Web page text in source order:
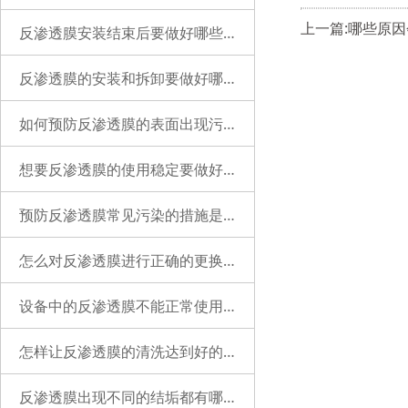
反渗透膜安装结束后要做好哪些检查的工作？
反渗透膜的安装和拆卸要做好哪些准备？
如何预防反渗透膜的表面出现污染？
想要反渗透膜的使用稳定要做好哪些工作？
预防反渗透膜常见污染的措施是什么？
怎么对反渗透膜进行正确的更换？
设备中的反渗透膜不能正常使用了是什么原因？
怎样让反渗透膜的清洗达到好的状态？
反渗透膜出现不同的结垢都有哪些表现？
上一篇:哪些原